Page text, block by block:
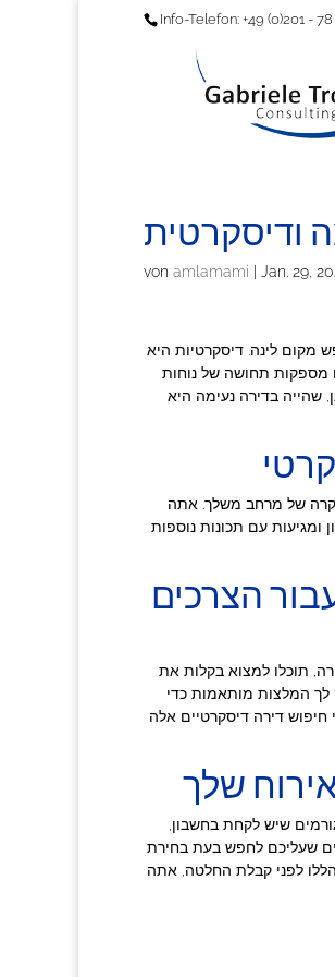
Info-Telefon: +49 (0)201 -
ודיסקרטית
von amlamami Jan. 29,
מקום לינה. דיסקרטיות היא
מספקות תחושה של נוחות
שהייה בדירה נעימה היא
של מרחב משלך. אתה
ומגיעות עם תכונות נוספות
הצרכים
תוכלו למצוא בקלות את
לך המלצות מותאמות כדי
דירה דיסקרטיים אלה
שיש לקחת בחשבון,
שעליכם לחפש בעת בחירת
הללו לפני קבלת החלטה, אתה